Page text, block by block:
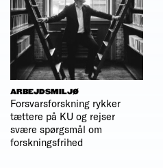
ARBEJDSMILJØ
Forsvarsforskning rykker
tættere på KU og rejser
svære spørgsmål om
forskningsfrihed